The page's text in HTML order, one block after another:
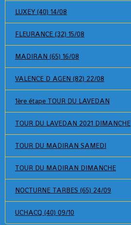
LUXEY (40) 14/08
FLEURANCE (32) 15/08
MADIRAN (65) 16/08
VALENCE D AGEN (82) 22/08
1ère étape TOUR DU LAVEDAN
TOUR DU LAVEDAN 2021 DIMANCHE
TOUR DU MADIRAN SAMEDI
TOUR DU MADIRAN DIMANCHE
NOCTURNE TARBES (65) 24/09
UCHACQ (40) 09/10